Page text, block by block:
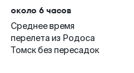
около 6 часов
Среднее время
перелета из Родоса
Томск без пересадок